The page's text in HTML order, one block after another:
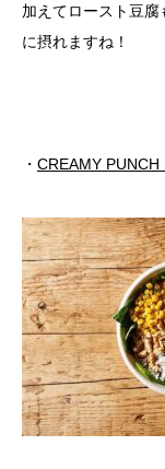
加えてロースト豆
に摂れますね！
・ CREAMY